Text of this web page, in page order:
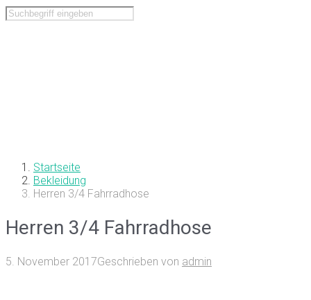
Startseite
Bekleidung
Herren 3/4 Fahrradhose
Herren 3/4 Fahrradhose
5. November 2017Geschrieben von admin